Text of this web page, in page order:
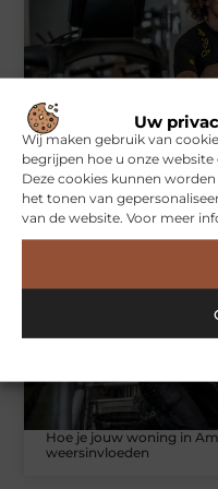
Uw
Wij maken gebruik van
begrijpen hoe u onze
Deze cookies kunnen
het tonen van
van de website. Voor meer
Symbiont360:
effectieve workout
Hoe je jouw woning in
weersinvloeden